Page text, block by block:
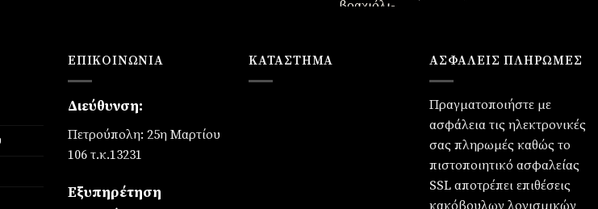
€69,90.
ΕΠΙΚΟΙΝΩΝΊΑ
Διεύθυνση:
Πετρούπολη: 25η Μαρτίου
106 τ.κ.13231
Εξυπηρέτηση
ΚΑΤΆΣΤΗΜΑ ΑΣΦΑΛΕΙΣ ΠΛΗΡΩΜΕΣ
Πραγματοποιήστε με
ασφάλεια τις ηλεκτρονικές
σας πληρωμές καθώς το
πιστοποιητικό ασφαλείας
SSL αποτρέπει επιθέσεις
κακόβουλων λογισμικών